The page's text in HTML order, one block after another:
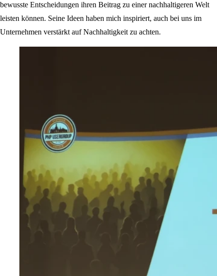
bewusste Entscheidungen ihren Beitrag zu einer nachhaltigeren Welt
leisten können. Seine Ideen haben mich inspiriert, auch bei uns im
Unternehmen verstärkt auf Nachhaltigkeit zu achten.